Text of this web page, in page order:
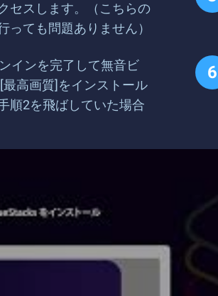
セスします。（こちらの
っても問題ありません）
インを完了して無音ビ
最高画質]をインストール
順2を飛ばしていた場合